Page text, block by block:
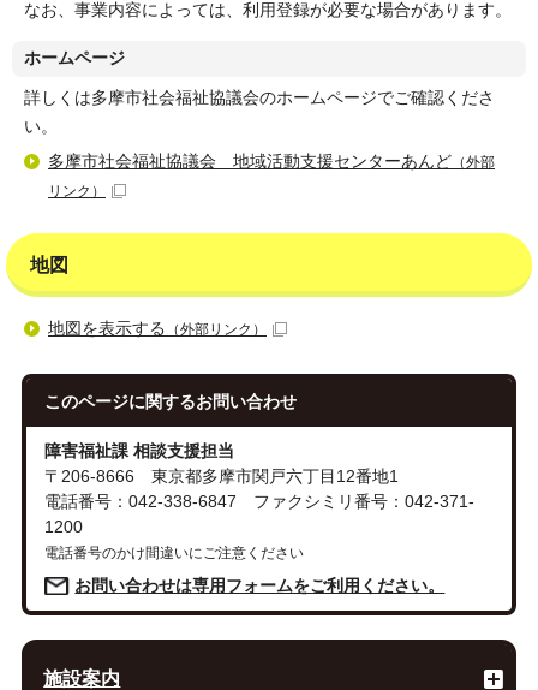
なお、事業内容によっては、利用登録が必要な場合があります。
ホームページ
詳しくは多摩市社会福祉協議会のホームページでご確認くださ
い。
多摩市社会福祉協議会 地域活動支援センターあんど （外部
リンク）
地図
地図を表示する （外部リンク）
このページに関するお問い合わせ
障害福祉課 相談支援担当
〒206-8666 東京都多摩市関戸六丁目12番地1
電話番号：042-338-6847 ファクシミリ番号：042-371-
1200
電話番号のかけ間違いにご注意ください
お問い合わせは専用フォームをご利用ください。
施設案内